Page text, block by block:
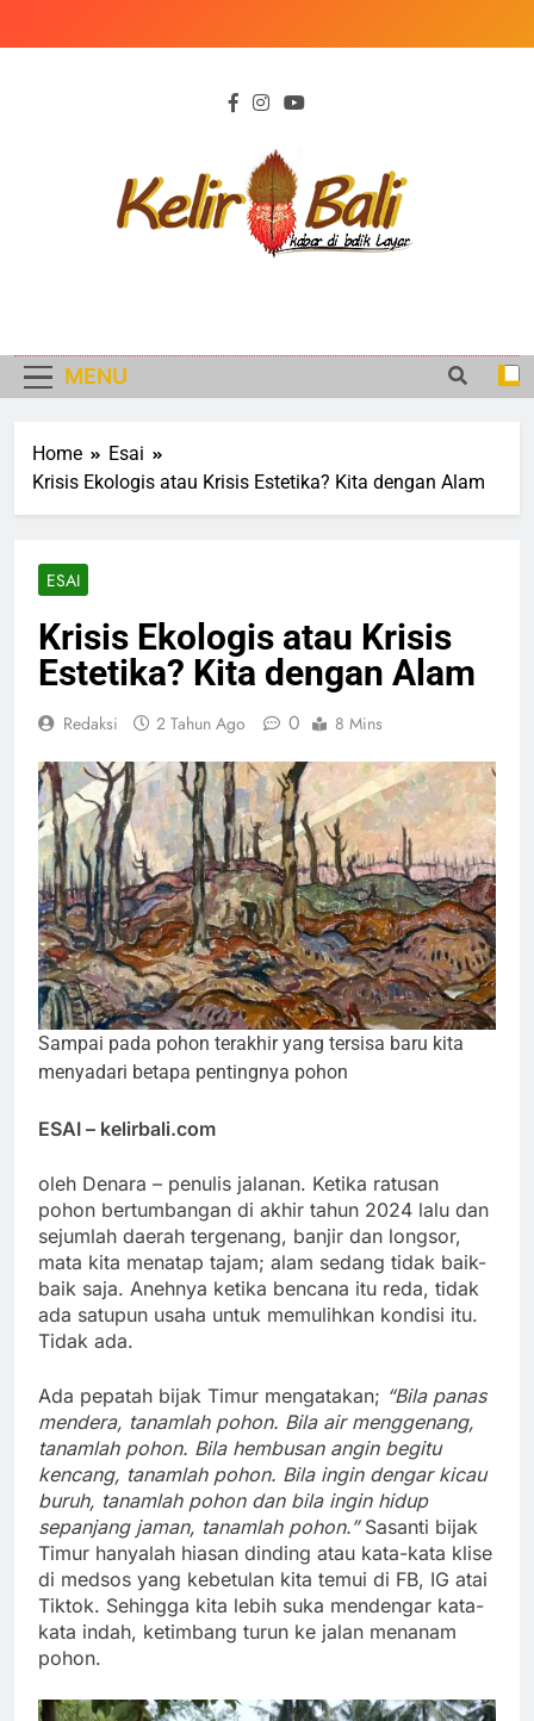
MENU
Home
Esai
Krisis Ekologis atau Krisis Estetika? Kita dengan Alam
ESAI
Krisis Ekologis atau Krisis
Estetika? Kita dengan Alam
Redaksi 2 Tahun Ago 0 8 Mins
Sampai pada pohon terakhir yang tersisa baru kita
menyadari betapa pentingnya pohon
ESAI – kelirbali.com
oleh Denara – penulis jalanan. Ketika ratusan
pohon bertumbangan di akhir tahun 2024 lalu dan
sejumlah daerah tergenang, banjir dan longsor,
mata kita menatap tajam; alam sedang tidak baik-
baik saja. Anehnya ketika bencana itu reda, tidak
ada satupun usaha untuk memulihkan kondisi itu.
Tidak ada.
Ada pepatah bijak Timur mengatakan; “Bila panas
mendera, tanamlah pohon. Bila air menggenang,
tanamlah pohon. Bila hembusan angin begitu
kencang, tanamlah pohon. Bila ingin dengar kicau
buruh, tanamlah pohon dan bila ingin hidup
sepanjang jaman, tanamlah pohon.”Sasanti bijak
Timur hanyalah hiasan dinding atau kata-kata klise
di medsos yang kebetulan kita temui di FB, IG atai
Tiktok. Sehingga kita lebih suka mendengar kata-
kata indah, ketimbang turun ke jalan menanam
pohon.